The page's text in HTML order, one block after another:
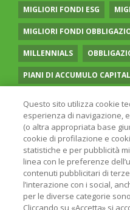
MIGLIORI FONDI ESG
MIGLIORI FONDI
MILLENNIALS
PIANI DI ACCUMULO
RISPARMIO GESTITO
TASSI UGUAGLIANZA DI
© 2026 ONLINE SIM -
Questo sito utilizza cookie
esperienza di navigazione,
(o altra appropriata base
cookie di profilazione e
statistiche e per pubblicità
linea con le preferenze
contenuti pubblicitari di
l’interazione con i social,
per le diverse categorie
Cliccando su «Accetta» si